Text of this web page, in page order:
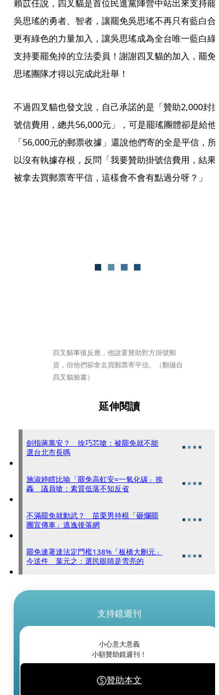
賴苡任說，四叉貓是首位民進黨陣營中站出來支持罷
吳思瑤的勇者、智者，讓罷免吳思瑤不再只有藍白合
更有綠色的力量加入，讓吳思瑤成為全台唯一藍白綠
支持要罷免掉的立法委員！謝謝四叉貓的加入，罷免
思瑤團隊才得以完成此壯舉！
不過四叉貓也發文說，自己承諾的是「贊助2,000封
號信費用，總共56,000元」，可是罷瑤團體卻是給他
「56,000元的郵票收據」還說他們寄的全是平信，所
以沒有執據存根，反問「我要贊助掛號信費用，結果
被拿去買郵票寄平信，這樣會不會有點過分呀？」
四叉貓事後反應，他說要贊助對方掛號郵
資，但他們卻拿去買郵票寄平信。（翻攝自
四叉貓臉書）
延伸閱讀
劍指蔣萬安？ 徐巧芯嗆：被罷免就不能
選台北市長嗎
施淑婷瞎比喻「罷免高虹安=一氧化碳」挨
轟 議員嗆：素質低落不知反省
不滿罷免就動武？ 苗栗男持棍「砸爛罷
團宣傳車」逃逸後落網
罷免連署達法定門檻138%「板橋大刪元」
今送件 葉元之：選民眼睛是雪亮的
支持鏡週刊
小心意大意義
小額贊助鏡週刊！
贊助本文